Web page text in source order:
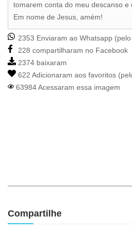
tomarem conta do meu descanso e
Em nome de Jesus, amém!
2353 Enviaram ao Whatsapp (pelo
228 compartilharam no Facebook
2374 baixaram
622 Adicionaram aos favoritos
63984 Acessaram essa imagem
Compartilhe